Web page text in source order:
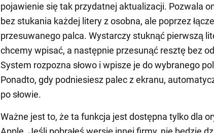
pojawienie się tak przydatnej aktualizacji. Pozwala
bez stukania każdej litery z osobna, ale poprzez
przesuwanego palca. Wystarczy stuknąć pierwszą
chcemy wpisać, a następnie przesunąć resztę bez
System rozpozna słowo i wpisze je do wybranego
Ponadto, gdy podniesiesz palec z ekranu,
po słowie.
Ważne jest to, że ta funkcja jest dostępna tylko dla